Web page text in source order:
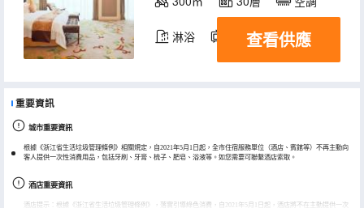
淋浴 電視機 冰箱
查看供應
重要資訊
城市重要資訊
根據《浙江省生活垃圾管理條例》相關規定，自2021年5月1日起，全市住宿服務單位（酒店、賓館等）不再主動向
客人提供一次性消費用品，包括牙刷、牙膏、梳子、肥皂、浴液等。如您需要可聯繫酒店索取。
酒店重要資訊
酒店提示：根據《浙江省生活垃圾管理條例》，落實引導綠色消費，自2021年5月1日起，酒店將不在主動提供一次